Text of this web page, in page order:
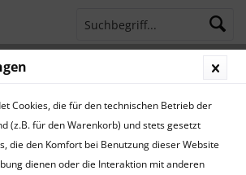
Service Hotline 04421 773770
Cookies, die für den technischen Betrieb der
(z.B. für den Warenkorb) und stets gesetzt
die den Komfort bei Benutzung dieser Website
dienen oder die Interaktion mit anderen